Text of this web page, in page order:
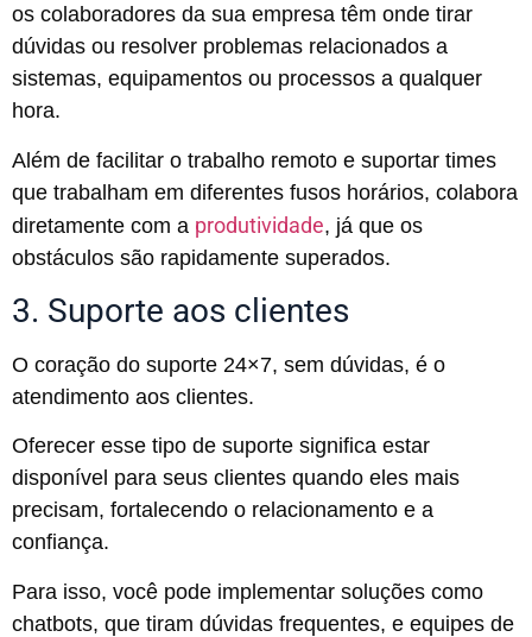
os colaboradores da sua empresa têm onde tirar
dúvidas ou resolver problemas relacionados a
sistemas, equipamentos ou processos a qualquer
hora.
Além de facilitar o trabalho remoto e suportar times
que trabalham em diferentes fusos horários, colabora
diretamente com a produtividade, já que os
obstáculos são rapidamente superados.
3. Suporte aos clientes
O coração do suporte 24×7, sem dúvidas, é o
atendimento aos clientes.
Oferecer esse tipo de suporte significa estar
disponível para seus clientes quando eles mais
precisam, fortalecendo o relacionamento e a
confiança.
Para isso, você pode implementar soluções como
chatbots, que tiram dúvidas frequentes, e equipes de